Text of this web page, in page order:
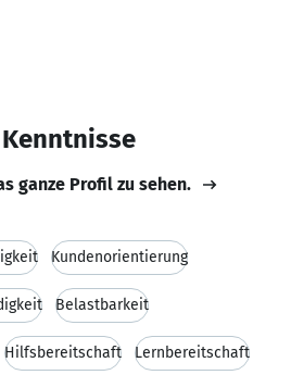
ganze Profil zu sehen.
Kundenorientierung
Belastbarkeit
Hilfsbereitschaft Lernbereitschaft